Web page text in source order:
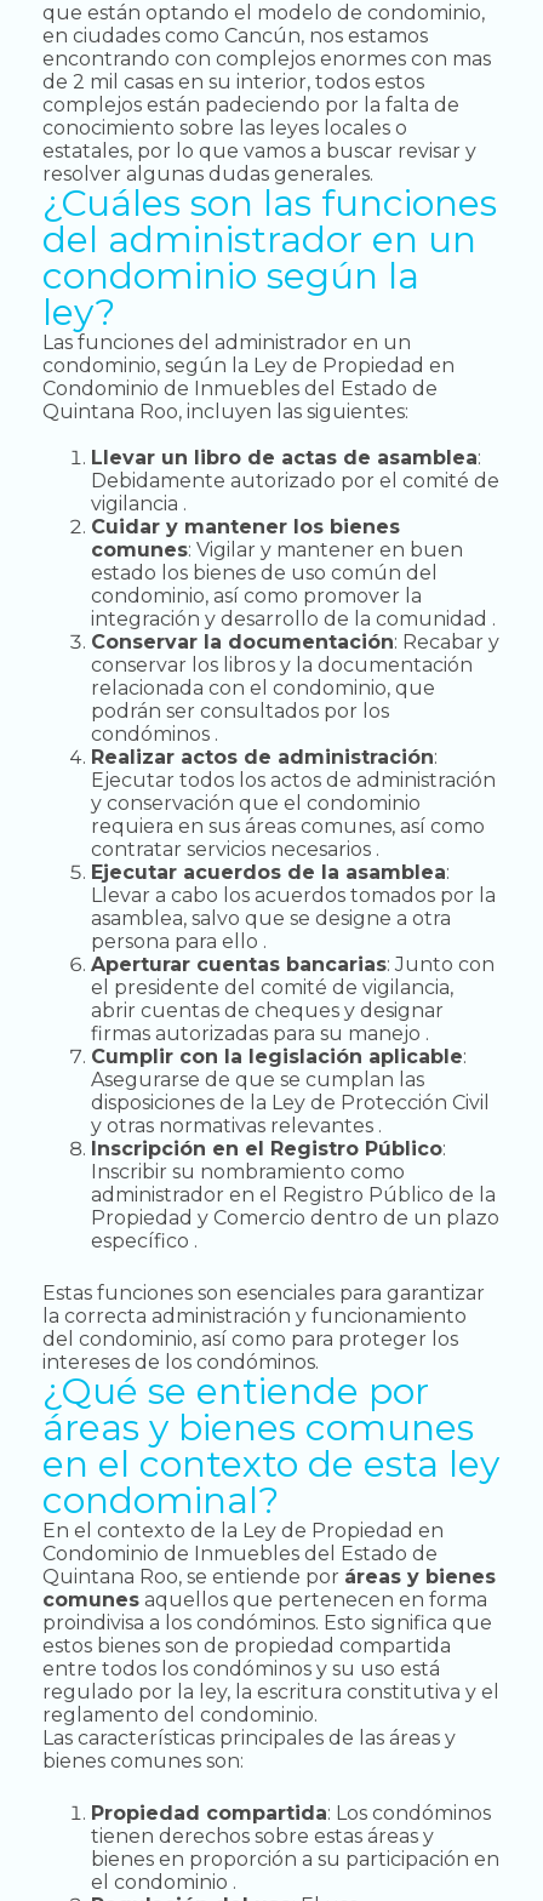
que están optando el modelo de condominio,
en ciudades como Cancún, nos estamos
encontrando con complejos enormes con mas
de 2 mil casas en su interior, todos estos
complejos están padeciendo por la falta de
conocimiento sobre las leyes locales o
estatales, por lo que vamos a buscar revisar y
resolver algunas dudas generales.
¿Cuáles son las funciones
del administrador en un
condominio según la
ley?
Las funciones del administrador en un
condominio, según la Ley de Propiedad en
Condominio de Inmuebles del Estado de
Quintana Roo, incluyen las siguientes:
Llevar un libro de actas de asamblea:
Debidamente autorizado por el comité de
vigilancia .
Cuidar y mantener los bienes
comunes: Vigilar y mantener en buen
estado los bienes de uso común del
condominio, así como promover la
integración y desarrollo de la comunidad .
Conservar la documentación: Recabar y
conservar los libros y la documentación
relacionada con el condominio, que
podrán ser consultados por los
condóminos .
Realizar actos de administración:
Ejecutar todos los actos de administración
y conservación que el condominio
requiera en sus áreas comunes, así como
contratar servicios necesarios .
Ejecutar acuerdos de la asamblea:
Llevar a cabo los acuerdos tomados por la
asamblea, salvo que se designe a otra
persona para ello .
Aperturar cuentas bancarias: Junto con
el presidente del comité de vigilancia,
abrir cuentas de cheques y designar
firmas autorizadas para su manejo .
Cumplir con la legislación aplicable:
Asegurarse de que se cumplan las
disposiciones de la Ley de Protección Civil
y otras normativas relevantes .
Inscripción en el Registro Público:
Inscribir su nombramiento como
administrador en el Registro Público de la
Propiedad y Comercio dentro de un plazo
específico .
Estas funciones son esenciales para garantizar
la correcta administración y funcionamiento
del condominio, así como para proteger los
intereses de los condóminos.
¿Qué se entiende por
áreas y bienes comunes
en el contexto de esta ley
condominal?
En el contexto de la Ley de Propiedad en
Condominio de Inmuebles del Estado de
Quintana Roo, se entiende por áreas y bienes
comunes aquellos que pertenecen en forma
proindivisa a los condóminos. Esto significa que
estos bienes son de propiedad compartida
entre todos los condóminos y su uso está
regulado por la ley, la escritura constitutiva y el
reglamento del condominio.
Las características principales de las áreas y
bienes comunes son:
Propiedad compartida: Los condóminos
tienen derechos sobre estas áreas y
bienes en proporción a su participación en
el condominio .